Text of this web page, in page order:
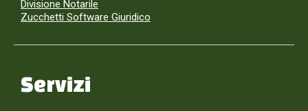
Divisione Notarile
Zucchetti Software Giuridico
Servizi